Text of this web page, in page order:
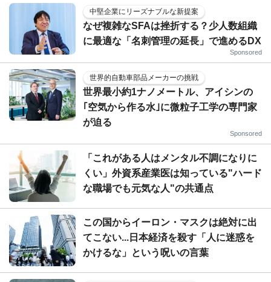
中堅企業にリーズナブルな新提案
なぜ複雑なSFAは挫折する？少人数組織
に最適な「名刺管理の延長」で進めるDX
Sponsored
世界的自動車部品メーカーの挑戦
世界最小約1ナノメートル、アイシンの
｢空気から作る水｣に微粒子工学の専門家
が迫る
Sponsored
「これがある人はメンタル不調になりに
くい」外資系産業医は知っている"ハード
な職場でも元気な人"の共通点
この国からイーロン・マスクは絶対に出
てこない...日本経済を殺す「人に迷惑を
かけるな」という呪いの言葉